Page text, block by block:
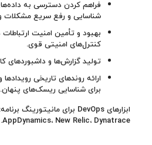
فراهم کردن دسترسی به
شناسایی و رفع سریع مشکلات و
بهبود و تأمین امنیت ارتباطات
کنترل‌های امنیتی قوی.
تولید گزارش‌ها و داشبوردهای
ارائه روندهای تاریخی
برای شناسایی ریسک‌های پنهان.
AppDynamics، New Relic، Dynatrace.